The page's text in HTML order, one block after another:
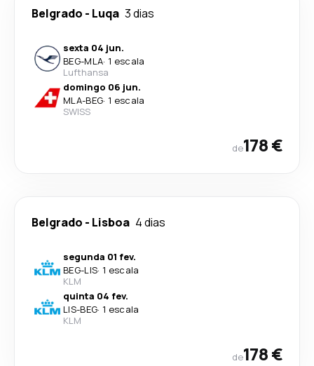
Belgrado - Luqa 3 dias
sexta 04 jun.
BEG-MLA· 1 escala
Lufthansa
domingo 06 jun.
MLA-BEG· 1 escala
SWISS
de178 €
Belgrado - Lisboa 4 dias
segunda 01 fev.
BEG-LIS· 1 escala
KLM
quinta 04 fev.
LIS-BEG· 1 escala
KLM
de178 €